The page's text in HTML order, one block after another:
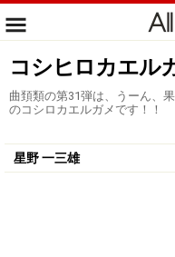
コシヒロカエル
曲頚類の第31弾は、うーん、
のコシロカエルガメです！！
星野 一三雄